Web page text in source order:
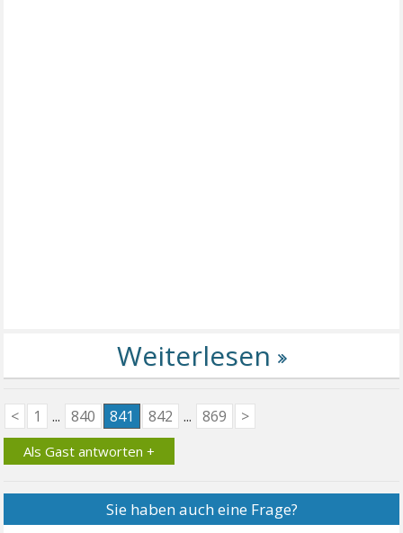
< 1 ... 840 841 842 ... 869 >
Als Gast antworten +
Sie haben auch eine Frage?